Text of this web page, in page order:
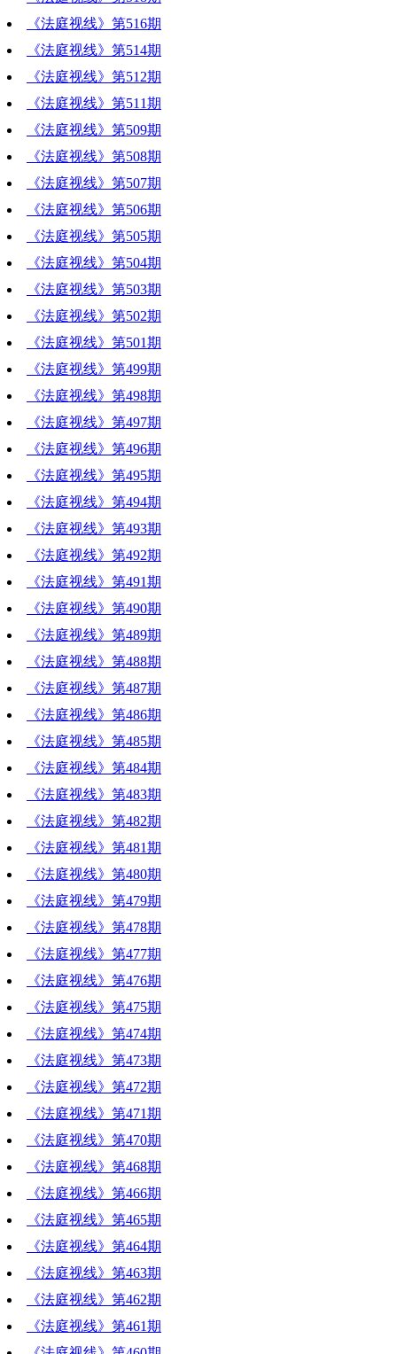
《法庭视线》第516期
《法庭视线》第514期
《法庭视线》第512期
《法庭视线》第511期
《法庭视线》第509期
《法庭视线》第508期
《法庭视线》第507期
《法庭视线》第506期
《法庭视线》第505期
《法庭视线》第504期
《法庭视线》第503期
《法庭视线》第502期
《法庭视线》第501期
《法庭视线》第499期
《法庭视线》第498期
《法庭视线》第497期
《法庭视线》第496期
《法庭视线》第495期
《法庭视线》第494期
《法庭视线》第493期
《法庭视线》第492期
《法庭视线》第491期
《法庭视线》第490期
《法庭视线》第489期
《法庭视线》第488期
《法庭视线》第487期
《法庭视线》第486期
《法庭视线》第485期
《法庭视线》第484期
《法庭视线》第483期
《法庭视线》第482期
《法庭视线》第481期
《法庭视线》第480期
《法庭视线》第479期
《法庭视线》第478期
《法庭视线》第477期
《法庭视线》第476期
《法庭视线》第475期
《法庭视线》第474期
《法庭视线》第473期
《法庭视线》第472期
《法庭视线》第471期
《法庭视线》第470期
《法庭视线》第468期
《法庭视线》第466期
《法庭视线》第465期
《法庭视线》第464期
《法庭视线》第463期
《法庭视线》第462期
《法庭视线》第461期